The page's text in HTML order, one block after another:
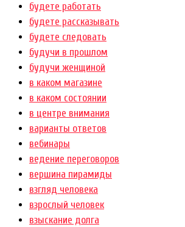
будете работать
будете рассказывать
будете следовать
будучи в прошлом
будучи женщиной
в каком магазине
в каком состоянии
в центре внимания
варианты ответов
вебинары
ведение переговоров
вершина пирамиды
взгляд человека
взрослый человек
взыскание долга